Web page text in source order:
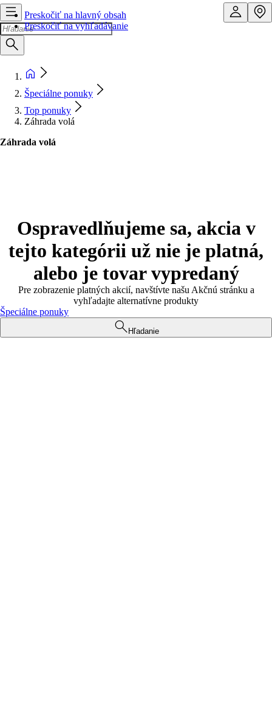
Preskočiť na hlavný obsah
Preskočiť na vyhľadávanie
Špeciálne ponuky
Top ponuky
Záhrada volá
Záhrada volá
Ospravedlňujeme sa, akcia v
tejto kategórii už nie je platná,
alebo je tovar vypredaný
Pre zobrazenie platných akcií, navštívte našu Akčnú stránku a
vyhľadajte alternatívne produkty
Špeciálne ponuky
Hľadanie